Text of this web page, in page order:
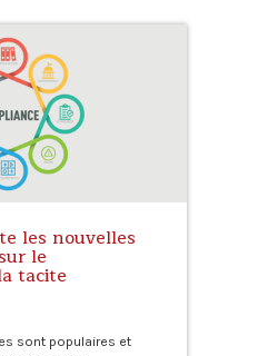
les nouvelles
le
tacite
sont populaires et